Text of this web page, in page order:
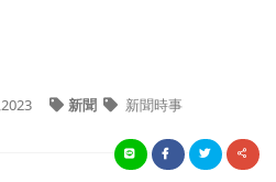
新聞 新聞時事